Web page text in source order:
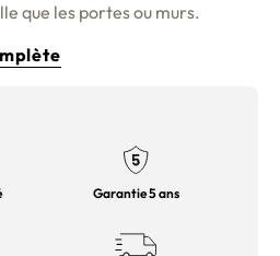
que les portes ou murs.
Garantie 5 ans